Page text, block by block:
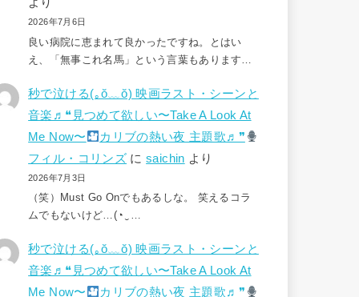
より
2026年7月6日
良い病院に恵まれて良かったですね。とはい
え、「無事これ名馬」という言葉もあります…
秒で泣ける(⁠｡⁠ŏ⁠﹏⁠ŏ⁠) 映画ラスト・シーンと
音楽♬❝見つめて欲しい〜Take A Look At
Me Now〜
カリブの熱い夜 主題歌♬❞
フィル・コリンズ にsaichin より
2026年7月3日
（笑）Must Go Onでもあるしな。 笑えるコラ
ムでもないけど…(⁠◔⁠‿⁠…
秒で泣ける(⁠｡⁠ŏ⁠﹏⁠ŏ⁠) 映画ラスト・シーンと
音楽♬❝見つめて欲しい〜Take A Look At
Me Now〜
カリブの熱い夜 主題歌♬❞